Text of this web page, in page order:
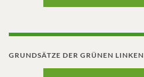
GRUNDSÄTZE DER GRÜNEN LINKEN